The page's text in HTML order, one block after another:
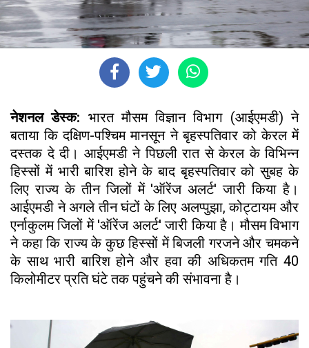
नेशनल डेस्क: भारत मौसम विज्ञान विभाग (आईएमडी) ने
बताया कि दक्षिण-पश्चिम मानसून ने बृहस्पतिवार को केरल में
दस्तक दे दी। आईएमडी ने पिछली रात से केरल के विभिन्न
हिस्सों में भारी बारिश होने के बाद बृहस्पतिवार को सुबह के
लिए राज्य के तीन जिलों में 'ऑरेंज अलर्ट' जारी किया है।
आईएमडी ने अगले तीन घंटों के लिए अलप्पुझा, कोट्टायम और
एर्नाकुलम जिलों में 'ऑरेंज अलर्ट' जारी किया है। मौसम विभाग
ने कहा कि राज्य के कुछ हिस्सों में बिजली गरजने और चमकने
के साथ भारी बारिश होने और हवा की अधिकतम गति 40
किलोमीटर प्रति घंटे तक पहुंचने की संभावना है।